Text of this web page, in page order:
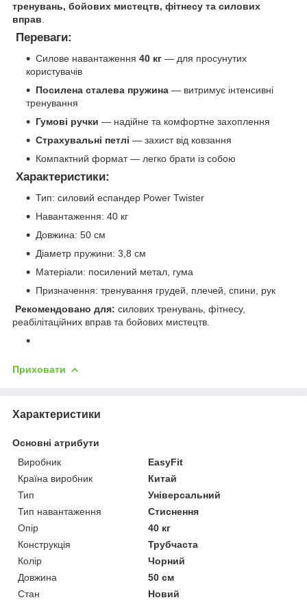
тренувань, бойових мистецтв, фітнесу та силових
вправ.
Переваги:
Силове навантаження 40 кг — для просунутих
користувачів
Посилена сталева пружина — витримує інтенсивні
тренування
Гумові ручки — надійне та комфортне захоплення
Страхувальні петлі — захист від ковзання
Компактний формат — легко брати із собою
Характеристики:
Тип: силовий еспандер Power Twister
Навантаження: 40 кг
Довжина: 50 см
Діаметр пружини: 3,8 см
Матеріали: посилений метал, гума
Призначення: тренування грудей, плечей, спини, рук
Рекомендовано для: силових тренувань, фітнесу,
реабілітаційних вправ та бойових мистецтв.
Приховати
Характеристики
Основні атрибути
Виробник
EasyFit
Країна виробник
Китай
Тип
Універсальний
Тип навантаження
Стиснення
Опір
40 кг
Конструкція
Трубчаста
Колір
Чорний
Довжина
50 см
Стан
Новий